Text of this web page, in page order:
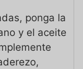
ponga la
y el aceite